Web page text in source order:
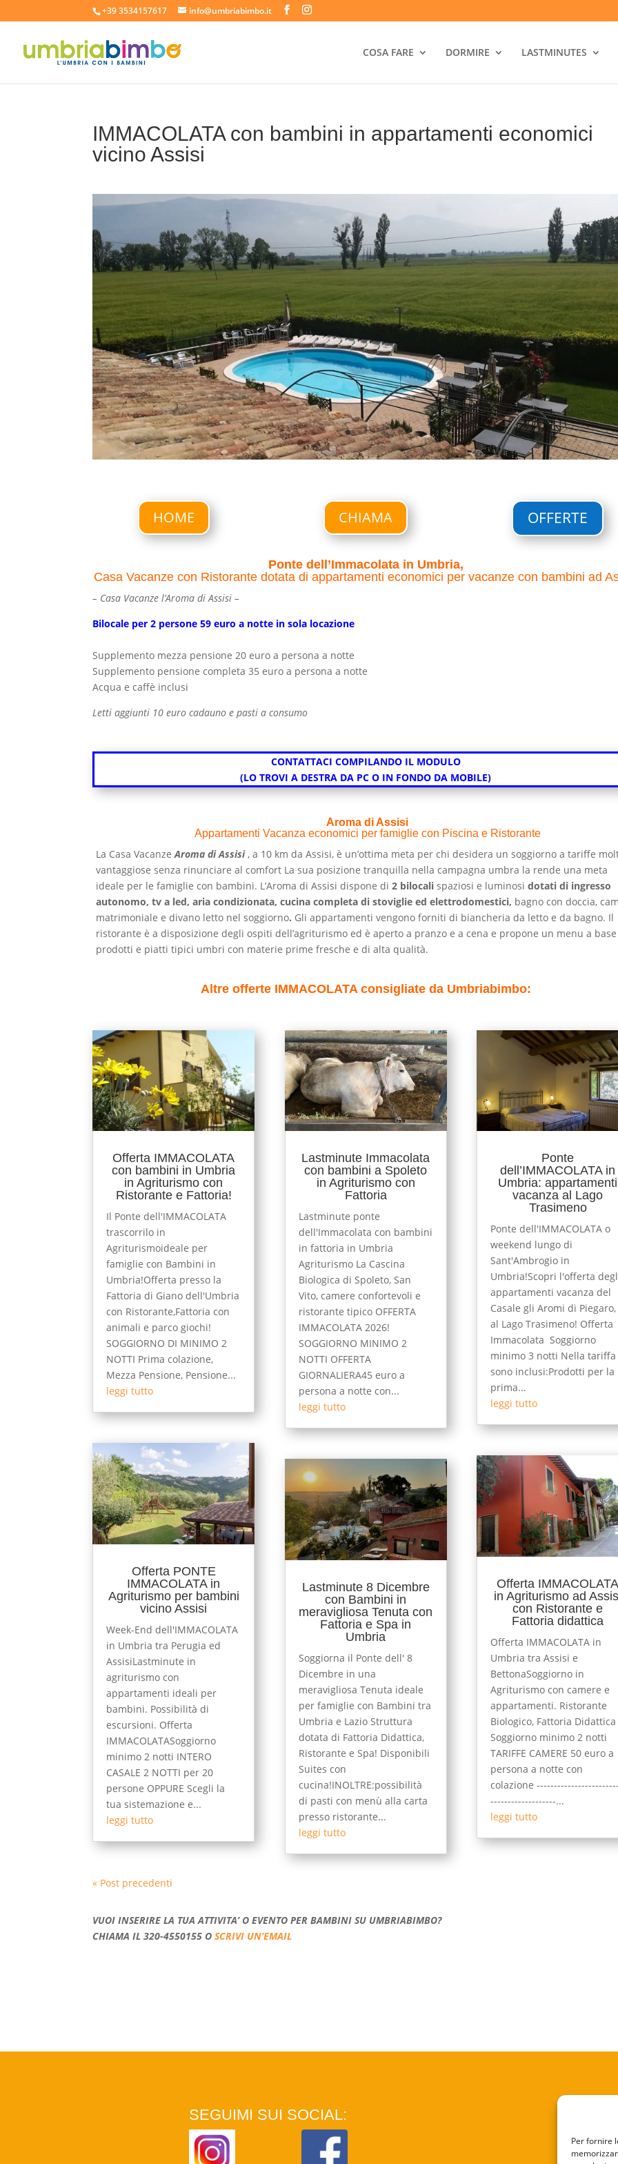
Per fornire
+39 3534157617 info@umbriabimbo.it
COSA FARE DORMIRE LASTMINUTES
IMMACOLATA con bambini in appartamenti economici
vicino Assisi
HOME CHIAMA OFFERTE
Ponte dell’Immacolata in Umbria,
Casa Vacanzecon Ristorante dotata diappartamenti economici per vacanze con bambini ad
– Casa Vacanze l’Aroma di Assisi –
Bilocale per 2 persone 59 euro a notte in sola locazione
Supplemento mezza pensione 20 euro a persona a notte
Supplemento pensione completa 35 euro a persona a notte
Acqua e caffè inclusi
Letti aggiunti 10 euro cadauno e pasti a consumo
CONTATTACI COMPILANDO IL MODULO
(LO TROVI A DESTRA DA PC O IN FONDO DA MOBILE)
Aroma di Assisi
Appartamenti Vacanza economici per famiglie con Piscina e Ristorante
La Casa VacanzeAroma di Assisi, a 10 km da Assisi, è un’ottima meta per chi desidera un soggiorno a tariffe
vantaggiose senza rinunciare al comfort La sua posizione tranquilla nella campagna umbra la rende una meta
ideale per le famiglie con bambini. L’Aroma di Assisi dispone di2 bilocalispaziosi e luminosi dotati di ingresso
autonomo, tv a led, aria condizionata, cucina completa di stoviglie ed elettrodomestici, bagno con doccia,
matrimoniale e divano letto nel soggiorno. Gli appartamenti vengono forniti di biancheria da letto e da bagno. Il
ristorante è a disposizione degli ospiti dell’agriturismo ed è aperto a pranzo e a cena e propone un menu a
prodotti e piatti tipici umbri con materie prime fresche e di alta qualità.
Altre offerte IMMACOLATA consigliate da Umbriabimbo:
Offerta IMMACOLATA
con bambini in Umbria
in Agriturismo con
Ristorante e Fattoria!
Il Ponte dell'IMMACOLATA
trascorrilo in
Agriturismoideale per
famiglie con Bambini in
Umbria!Offerta presso la
Fattoria di Giano dell'Umbria
con Ristorante,Fattoria con
animali e parco giochi!
SOGGIORNO DI MINIMO 2
NOTTI Prima colazione,
Mezza Pensione, Pensione...
leggi tutto
Offerta PONTE
IMMACOLATA in
Agriturismo per bambini
vicino Assisi
Week-End dell'IMMACOLATA
in Umbria tra Perugia ed
AssisiLastminute in
agriturismo con
appartamenti ideali per
bambini. Possibilità di
escursioni. Offerta
IMMACOLATASoggiorno
minimo 2 notti INTERO
CASALE 2 NOTTI per 20
persone OPPURE Scegli la
tua sistemazione e...
leggi tutto
Lastminute Immacolata
con bambini a Spoleto
in Agriturismo con
Fattoria
Lastminute ponte
dell'Immacolata con bambini
in fattoria in Umbria
Agriturismo La Cascina
Biologica di Spoleto, San
Vito, camere confortevoli e
ristorante tipico OFFERTA
IMMACOLATA 2026!
SOGGIORNO MINIMO 2
NOTTI OFFERTA
GIORNALIERA45 euro a
persona a notte con...
leggi tutto
Lastminute 8 Dicembre
con Bambini in
meravigliosa Tenuta con
Fattoria e Spa in
Umbria
Soggiorna il Ponte dell' 8
Dicembre in una
meravigliosa Tenuta ideale
per famiglie con Bambini tra
Umbria e Lazio Struttura
dotata di Fattoria Didattica,
Ristorante e Spa! Disponibili
Suites con
cucina!INOLTRE:possibilità
di pasti con menù alla carta
presso ristorante...
leggi tutto
Ponte
dell’IMMACOLATA in
Umbria: appartamenti
vacanza al Lago
Trasimeno
Ponte dell'IMMACOLATA o
weekend lungo di
Sant'Ambrogio in
Umbria!Scopri l'offerta
appartamenti vacanza del
Casale gli Aromi di Piegaro,
al Lago Trasimeno! Offerta
Immacolata Soggiorno
minimo 3 notti Nella tariffa
sono inclusi:Prodotti per la
prima...
leggi tutto
Offerta
in Agriturismo ad
con Ristorante e
Fattoria didattica
Offerta IMMACOLATA in
Umbria tra Assisi e
BettonaSoggiorno in
Agriturismo con camere e
appartamenti. Ristorante
Biologico, Fattoria Didattica
Soggiorno minimo 2 notti
TARIFFE CAMERE 50 euro a
persona a notte con
colazione
-------------------...
leggi tutto
« Post precedenti
VUOI INSERIRE LA TUA ATTIVITA’ O EVENTO PER BAMBINI SU UMBRIABIMBO?
CHIAMA IL 320-4550155 OSCRIVI UN’EMAIL
SEGUIMI SUI SOCIAL: